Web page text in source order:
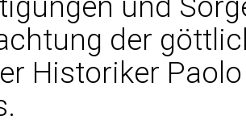
der
Historiker